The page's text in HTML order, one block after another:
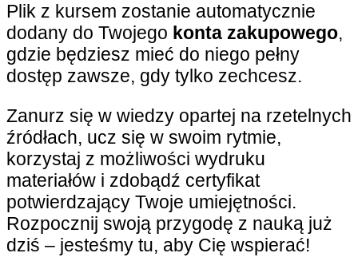
Plik z kursem zostanie automatycznie
dodany do Twojego konta zakupowego,
gdzie będziesz mieć do niego pełny
dostęp zawsze, gdy tylko zechcesz.
Zanurz się w wiedzy opartej na rzetelnych
źródłach, ucz się w swoim rytmie,
korzystaj z możliwości wydruku
materiałów i zdobądź certyfikat
potwierdzający Twoje umiejętności.
Rozpocznij swoją przygodę z nauką już
dziś – jesteśmy tu, aby Cię wspierać!